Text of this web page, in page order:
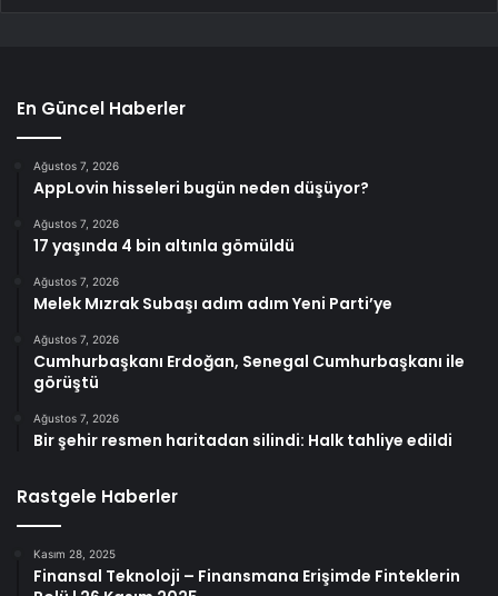
En Güncel Haberler
Ağustos 7, 2026
AppLovin hisseleri bugün neden düşüyor?
Ağustos 7, 2026
17 yaşında 4 bin altınla gömüldü
Ağustos 7, 2026
Melek Mızrak Subaşı adım adım Yeni Parti’ye
Ağustos 7, 2026
Cumhurbaşkanı Erdoğan, Senegal Cumhurbaşkanı ile
görüştü
Ağustos 7, 2026
Bir şehir resmen haritadan silindi: Halk tahliye edildi
Rastgele Haberler
Kasım 28, 2025
Finansal Teknoloji – Finansmana Erişimde Finteklerin